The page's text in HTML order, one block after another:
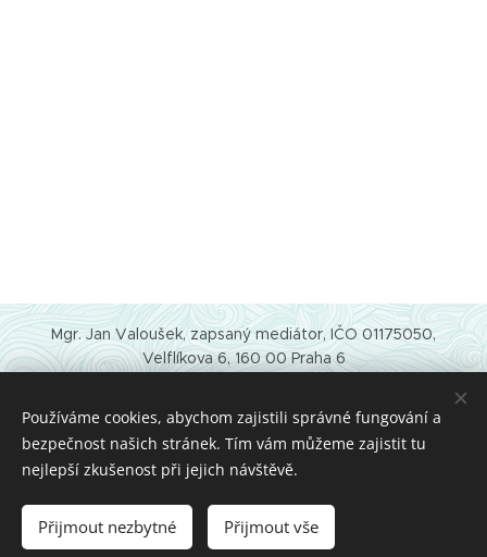
Mgr. Jan Valoušek, zapsaný mediátor, IČO 01175050,
Velflíkova 6, 160 00 Praha 6
datová schánka: rnuw9gv
Ochrana osobních údajů
Obchodní podmínky Cookies
Používáme cookies, abychom zajistili správné fungování a
bezpečnost našich stránek. Tím vám můžeme zajistit tu
nejlepší zkušenost při jejich návštěvě.
Přijmout nezbytné Přijmout vše